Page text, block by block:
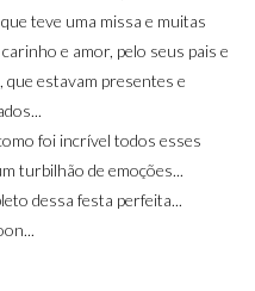
teve uma missa e muitas
e amor, pelo seus pais e
estavam presentes e
foi incrível todos esses
turbilhão de emoções...
dessa festa perfeita...